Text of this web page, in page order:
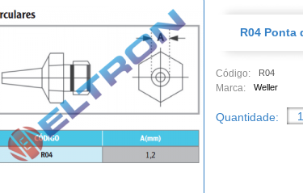
R04 Ponta
Código: R04
Marca: Weller
Quantidade: